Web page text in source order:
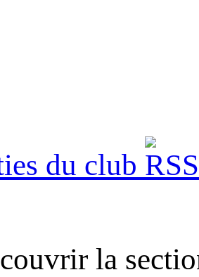
du club
la